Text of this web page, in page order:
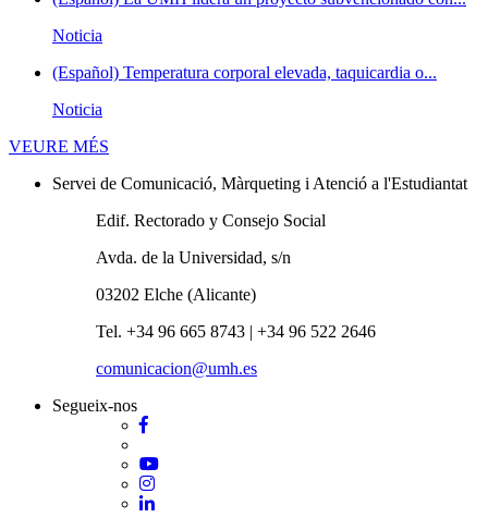
Noticia
(Español) Temperatura corporal elevada, taquicardia o...
Noticia
VEURE MÉS
Servei de Comunicació, Màrqueting i Atenció a l'Estudiantat
Edif. Rectorado y Consejo Social
Avda. de la Universidad, s/n
03202 Elche (Alicante)
Tel. +34 96 665 8743 | +34 96 522 2646
comunicacion@umh.es
Segueix-nos
Facebook
YouTube
Instagram
LinkedIn